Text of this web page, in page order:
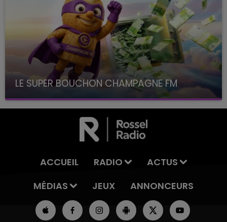
LE SUPER BOUCHON CHAMPAGNE FM
avec La Famille Champagne FM, à 8H10
ACCUEIL RADIO
ACTUS
MÉDIAS
JEUX ANNONCEURS